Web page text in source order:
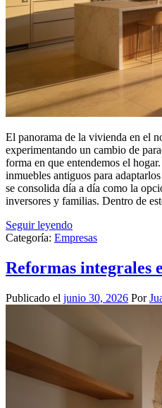
El panorama de la vivienda en el
experimentando un cambio de
forma en que entendemos el
inmuebles antiguos para
se consolida día a día como la
inversores y familias. Dentro de
Seguir leyendo
Categoría: Empresas
Reformas integrales
Publicado el junio 30, 2026 Por